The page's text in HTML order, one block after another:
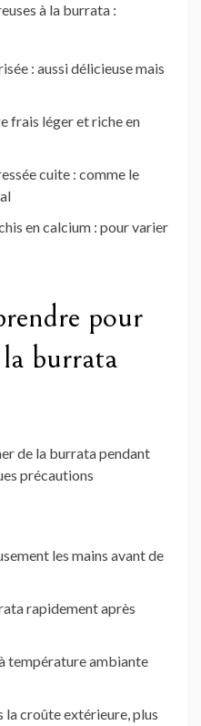
à la burrata :
: aussi délicieuse mais
frais léger et riche en
cuite : comme le
en calcium : pour varier
pour
burrata
de la burrata pendant
précautions
les mains avant de
rapidement après
température ambiante
la croûte extérieure, plus